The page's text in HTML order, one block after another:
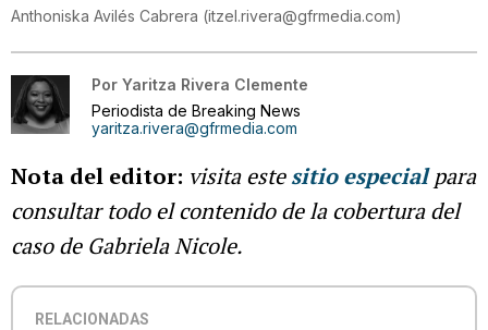
Anthoniska Avilés Cabrera (itzel.rivera@gfrmedia.com)
Por Yaritza Rivera Clemente
Periodista de Breaking News
yaritza.rivera@gfrmedia.com
Nota del editor: visita estesitio especialpara
consultar todo el contenido de la cobertura del
caso de Gabriela Nicole.
RELACIONADAS